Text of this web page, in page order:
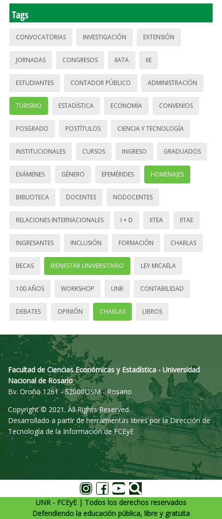
Tags
CONVOCATORIAS INVESTIGACIÓN EXTENSIÓN
JORNADAS CONGRESOS IIATA IIE
ESTUDIANTES CONTADOR PÚBLICO ADMINISTRACIÓN
TURISMO ESTADÍSTICA ECONOMÍA CONVENIOS
POSGRADO POSTÍTULOS CIENCIA Y TECNOLOGÍA
INSTITUCIONALES CURSOS INGRESO GRADUADOS
EXÁMENES GÉNERO EFEMÉRIDES HOMENAJES
BIBLIOTECA DOCENTES NODOCENTES
RELACIONES INTERNACIONALES I + D IITEA IITAE
INGRESANTES INCLUSIÓN FORMACIÓN CHARLAS
BECAS BIENESTAR UNIVERSITARIO LEY MICAELA
100 AÑOS WORKSHOP UNR CONTABILIDAD
DEBATES OPINIÓN CHARLAS LIBROS
Facultad de Ciencias Económicas y Estadística - Universidad
Nacional de Rosario
Bv. Oroño 1261 - S2000DSM - Rosario
Copyright © 2021. All Rights Reserved.
Desarrollado a partir de herramientas libres por la Dirección de
Tecnología de la Información de FCEyE
UNR - FCEyE | Todos los derechos reservados
Defendiendo la educación pública, libre y gratuita